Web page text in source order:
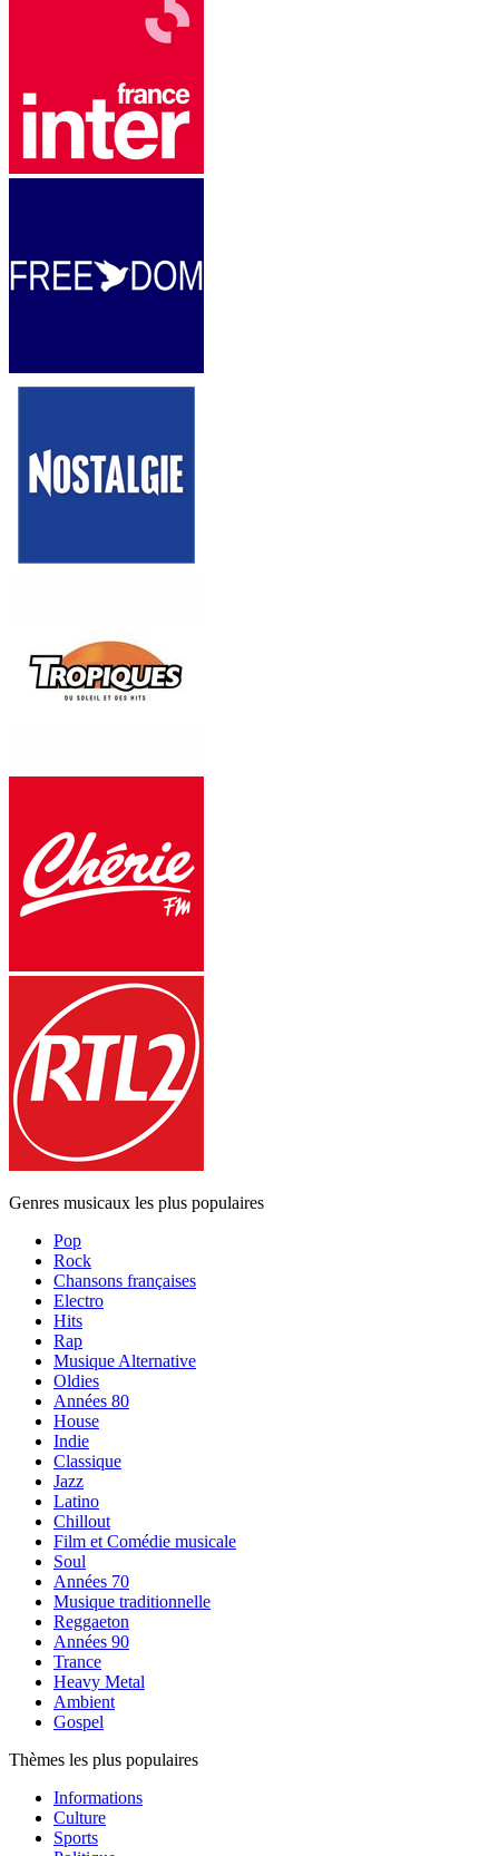
Genres musicaux les plus populaires
Pop
Rock
Chansons françaises
Electro
Hits
Rap
Musique Alternative
Oldies
Années 80
House
Indie
Classique
Jazz
Latino
Chillout
Film et Comédie musicale
Soul
Années 70
Musique traditionnelle
Reggaeton
Années 90
Trance
Heavy Metal
Ambient
Gospel
Thèmes les plus populaires
Informations
Culture
Sports